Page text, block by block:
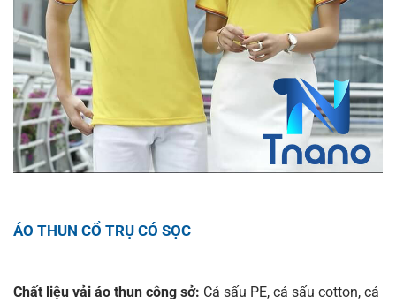
ÁO THUN CỔ TRỤ CÓ SỌC
Chất liệu vải áo thun công sở: Cá sấu PE, cá sấu cotton, cá